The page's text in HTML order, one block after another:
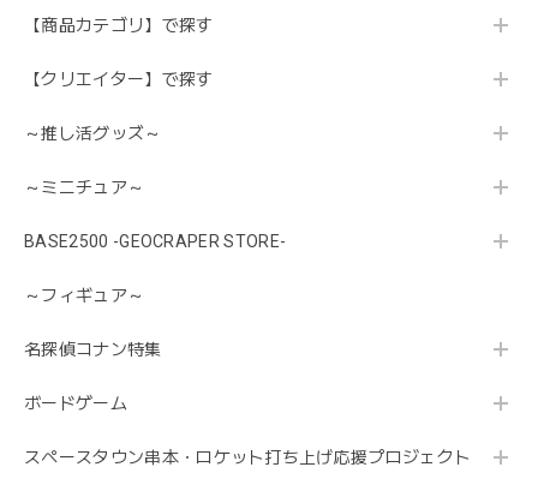
【商品カテゴリ】で探す
【クリエイター】で探す
～推し活グッズ～
～ミニチュア～
BASE2500 -GEOCRAPER STORE-
～フィギュア～
名探偵コナン特集
ボードゲーム
スペースタウン串本・ロケット打ち上げ応援プロジェクト